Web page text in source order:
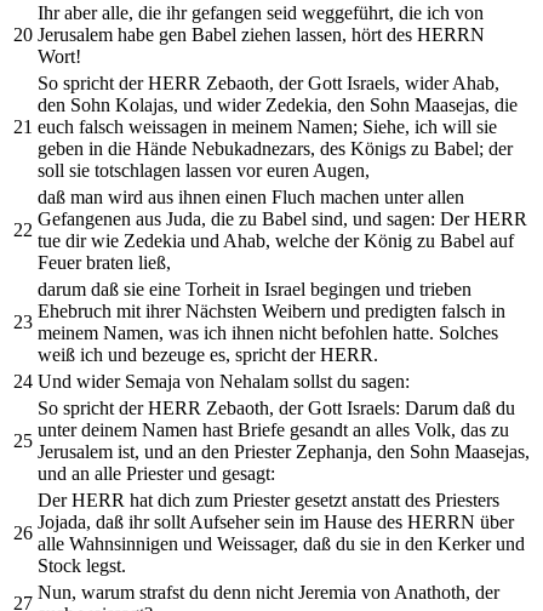
20
Ihr aber alle, die ihr gefangen seid weggeführt, die ich von
Jerusalem habe gen Babel ziehen lassen, hört des HERRN
Wort!
21
So spricht der HERR Zebaoth, der Gott Israels, wider Ahab,
den Sohn Kolajas, und wider Zedekia, den Sohn Maasejas, die
euch falsch weissagen in meinem Namen; Siehe, ich will sie
geben in die Hände Nebukadnezars, des Königs zu Babel; der
soll sie totschlagen lassen vor euren Augen,
22
daß man wird aus ihnen einen Fluch machen unter allen
Gefangenen aus Juda, die zu Babel sind, und sagen: Der HERR
tue dir wie Zedekia und Ahab, welche der König zu Babel auf
Feuer braten ließ,
23
darum daß sie eine Torheit in Israel begingen und trieben
Ehebruch mit ihrer Nächsten Weibern und predigten falsch in
meinem Namen, was ich ihnen nicht befohlen hatte. Solches
weiß ich und bezeuge es, spricht der HERR.
24 Und wider Semaja von Nehalam sollst du sagen:
25
So spricht der HERR Zebaoth, der Gott Israels: Darum daß du
unter deinem Namen hast Briefe gesandt an alles Volk, das zu
Jerusalem ist, und an den Priester Zephanja, den Sohn Maasejas,
und an alle Priester und gesagt:
26
Der HERR hat dich zum Priester gesetzt anstatt des Priesters
Jojada, daß ihr sollt Aufseher sein im Hause des HERRN über
alle Wahnsinnigen und Weissager, daß du sie in den Kerker und
Stock legst.
27
Nun, warum strafst du denn nicht Jeremia von Anathoth, der